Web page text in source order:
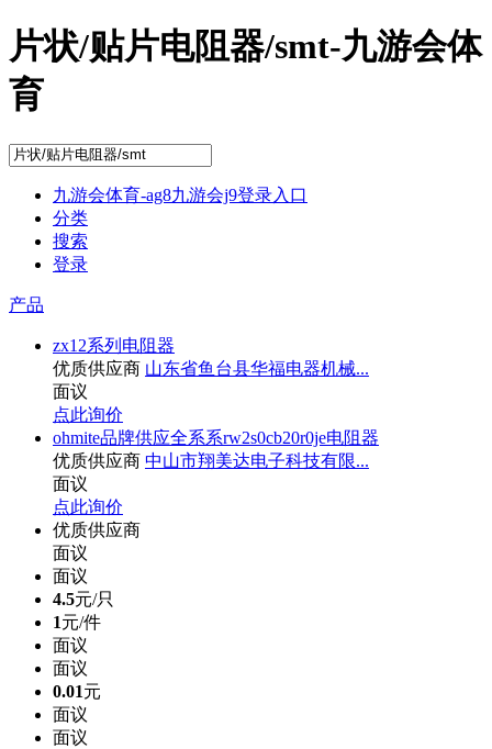
片状/贴片电阻器/smt-九游会体
育
九游会体育-ag8九游会j9登录入口
分类
搜索
登录
产品
zx12系列电阻器
优质供应商 山东省鱼台县华福电器机械...
面议
点此询价
ohmite品牌供应全系系rw2s0cb20r0je电阻器
优质供应商 中山市翔美达电子科技有限...
面议
点此询价
优质供应商
面议
面议
4.5元/只
1元/件
面议
面议
0.01元
面议
面议